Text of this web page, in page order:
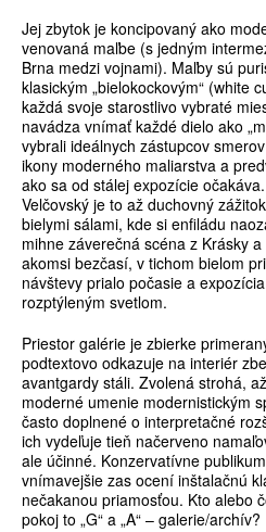
Jej zbytok je koncipovaný ako
venovaná maľbe (s jedným
Brna medzi vojnami). Maľby sú
klasickým „bielokockovým“ (white
každá svoje starostlivo vybraté
navádza vnímať každé dielo ako
vybrali ideálnych zástupcov
ikony moderného maliarstva a
ako sa od stálej expozície
Velčovský je to až duchovný
bielymi sálami, kde si enfiládu
mihne záverečná scéna z Krásky
akomsi bezčasí, v tichom bielom
návštevy prialo počasie a
rozptýleným svetlom.
Priestor galérie je zbierke
podtextovo odkazuje na interiér
avantgardy stáli. Zvolená strohá,
moderné umenie modernistickým
často doplnené o interpretačné
ich vydeľuje tieň načerveno
ale účinné. Konzervatívne
vnímavejšie zas ocení inštalačnú
nečakanou priamosťou. Kto alebo
pokoj to „G“ a „A“ – galerie/archív?